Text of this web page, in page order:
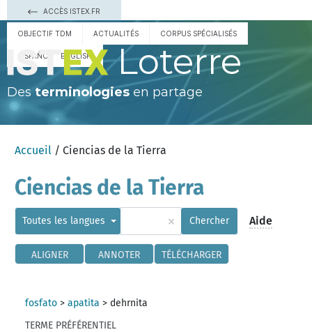
ACCÈS ISTEX.FR
OBJECTIF TDM ACTUALITÉS CORPUS SPÉCIALISÉS
ESPAÑOL ENGLISH Loterre
Des terminologies en partage
Accueil / Ciencias de la Tierra
Ciencias de la Tierra
Toutes les langues × Chercher Aide
ALIGNER ANNOTER TÉLÉCHARGER
fosfato >apatita > dehrnita
TERME PRÉFÉRENTIEL